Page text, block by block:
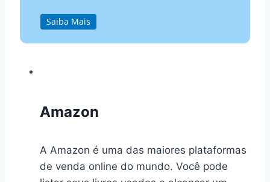
Saiba Mais
Amazon
A Amazon é uma das maiores plataformas
de venda online do mundo. Você pode